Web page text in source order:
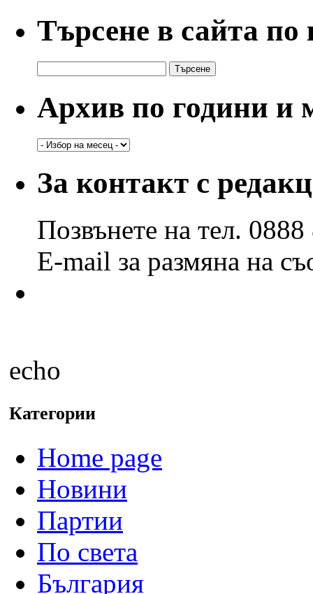
Търсене в сайта
за:
Архив по години и
Архив
и
месеци
За контакт с
Позвънете на тел.
E-mail за размяна на
echo
Категории
Home page
Новини
Партии
По света
България